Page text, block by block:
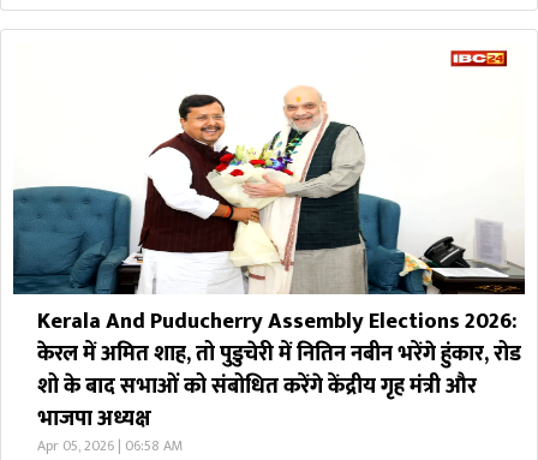
Kerala And Puducherry Assembly Elections 2026:
केरल में अमित शाह, तो पुडुचेरी में नितिन नबीन भरेंगे हुंकार, रोड
शो के बाद सभाओं को संबोधित करेंगे केंद्रीय गृह मंत्री और
भाजपा अध्यक्ष
Apr 05, 2026 | 06:58 AM